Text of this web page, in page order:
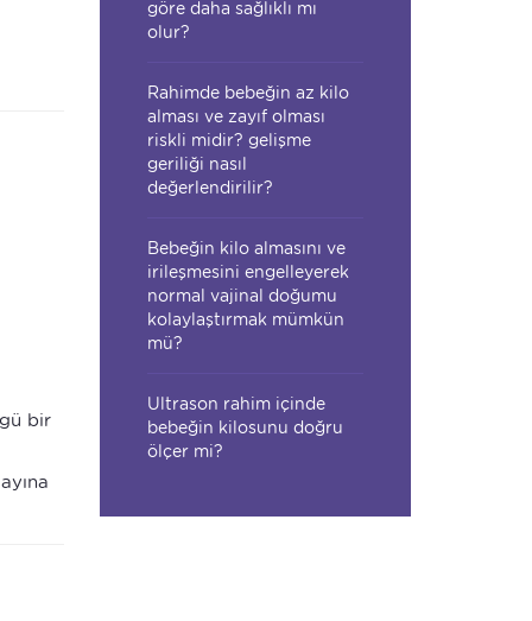
bir
göre daha sağlıklı mı
olur?
Rahimde bebeğin az kilo
alması ve zayıf olması
riskli midir? gelişme
geriliği nasıl
değerlendirilir?
Bebeğin kilo almasını ve
irileşmesini engelleyerek
normal vajinal doğumu
kolaylaştırmak mümkün
mü?
Ultrason rahim içinde
bebeğin kilosunu doğru
ölçer mi?